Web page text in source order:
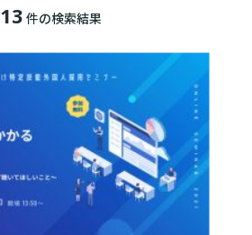
13 件の検索結果